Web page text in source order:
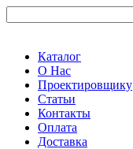
Каталог
О Нас
Проектировщику
Статьи
Контакты
Оплата
Доставка